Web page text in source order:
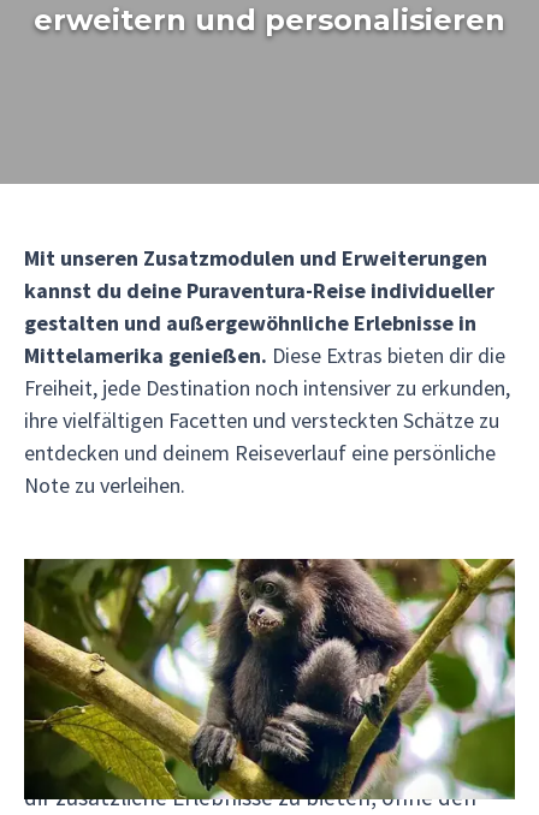
erweitern und personalisieren
Mit unseren Zusatzmodulen und Erweiterungen
kannst du deine Puraventura-Reise individueller
gestalten und außergewöhnliche Erlebnisse in
Mittelamerika genießen. Diese Extras bieten dir die
Freiheit, jede Destination noch intensiver zu erkunden,
ihre vielfältigen Facetten und versteckten Schätze zu
entdecken und deinem Reiseverlauf eine persönliche
Note zu verleihen.
Unsere Reiseerweiterungen ermöglichen es dir,
dein Abenteuer zu verlängern, indem du ein
paar Tage am Strand an paradiesischen Orten
wie Tortuguero oder Playa Blanca anhängst.
Jedes Modul ist sorgfältig darauf abgestimmt,
sich nahtlos an deine Hauptreise anzufügen und
dir zusätzliche Erlebnisse zu bieten, ohne den